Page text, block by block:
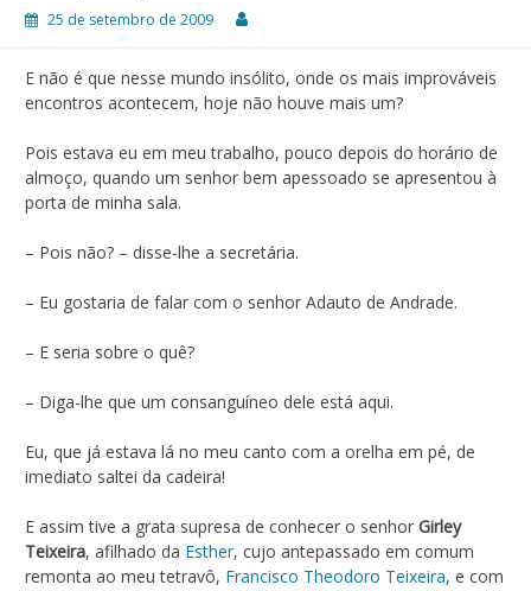
25 de setembro de 2009
E não é que nesse mundo insólito, onde os mais improváveis
encontros acontecem, hoje não houve mais um?
Pois estava eu em meu trabalho, pouco depois do horário de
almoço, quando um senhor bem apessoado se apresentou à
porta de minha sala.
– Pois não? – disse-lhe a secretária.
– Eu gostaria de falar com o senhor Adauto de Andrade.
– E seria sobre o quê?
– Diga-lhe que um consanguíneo dele está aqui.
Eu, que já estava lá no meu canto com a orelha em pé, de
imediato saltei da cadeira!
E assim tive a grata supresa de conhecer o senhor Girley
Teixeira, afilhado da Esther, cujo antepassado em comum
remonta ao meu tetravô, Francisco Theodoro Teixeira, e com